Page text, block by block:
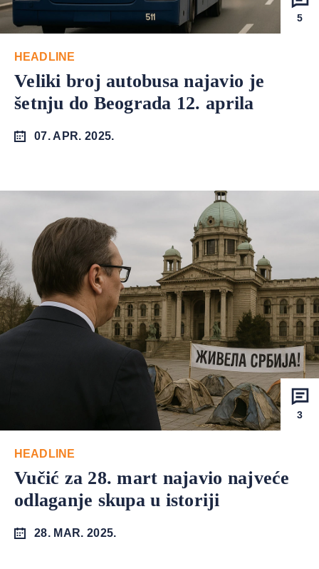
5
HEADLINE
Veliki broj autobusa najavio je
šetnju do Beograda 12. aprila
07. APR. 2025.
3
HEADLINE
Vučić za 28. mart najavio najveće
odlaganje skupa u istoriji
28. MAR. 2025.